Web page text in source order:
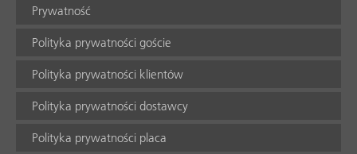
Prywatność
Polityka prywatności goście
Polityka prywatności klientów
Polityka prywatności dostawcy
Polityka prywatności placa